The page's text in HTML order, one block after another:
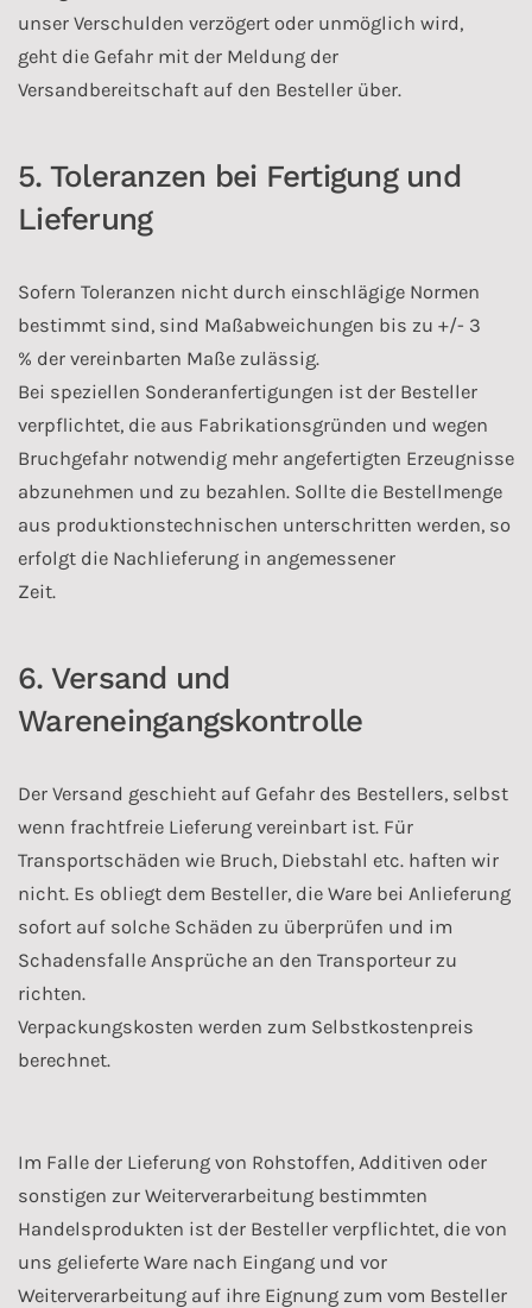
unser Verschulden verzögert oder unmöglich wird,
geht die Gefahr mit der Meldung der
Versandbereitschaft auf den Besteller über.
5. Toleranzen bei Fertigung und
Lieferung
Sofern Toleranzen nicht durch einschlägige Normen
bestimmt sind, sind Maßabweichungen bis zu +/- 3
% der vereinbarten Maße zulässig.
Bei speziellen Sonderanfertigungen ist der Besteller
verpflichtet, die aus Fabrikationsgründen und wegen
Bruchgefahr notwendig mehr angefertigten Erzeugnisse
abzunehmen und zu bezahlen. Sollte die Bestellmenge
aus produktionstechnischen unterschritten werden, so
erfolgt die Nachlieferung in angemessener
Zeit.
6. Versand und
Wareneingangskontrolle
Der Versand geschieht auf Gefahr des Bestellers, selbst
wenn frachtfreie Lieferung vereinbart ist. Für
Transportschäden wie Bruch, Diebstahl etc. haften wir
nicht. Es obliegt dem Besteller, die Ware bei Anlieferung
sofort auf solche Schäden zu überprüfen und im
Schadensfalle Ansprüche an den Transporteur zu
richten.
Verpackungskosten werden zum Selbstkostenpreis
berechnet.
Im Falle der Lieferung von Rohstoffen, Additiven oder
sonstigen zur Weiterverarbeitung bestimmten
Handelsprodukten ist der Besteller verpflichtet, die von
uns gelieferte Ware nach Eingang und vor
Weiterverarbeitung auf ihre Eignung zum vom Besteller